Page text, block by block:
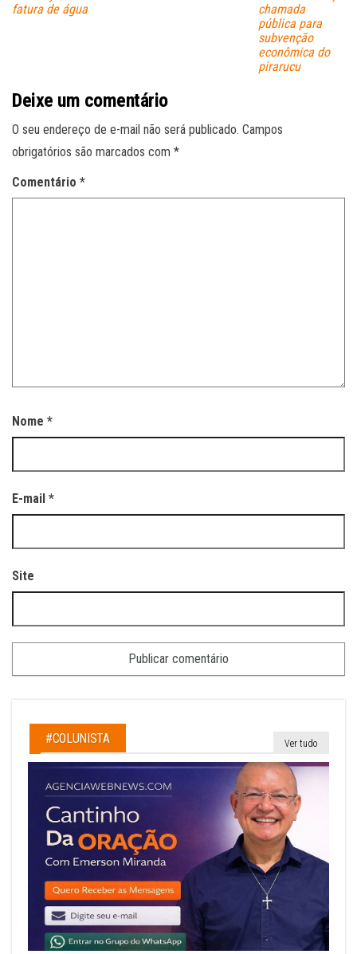
fatura de água
chamada
pública para
subvenção
econômica do
pirarucu
Deixe um comentário
O seu endereço de e-mail não será publicado. Campos
obrigatórios são marcados com *
Comentário *
Nome *
E-mail *
Site
#COLUNISTA Ver tudo